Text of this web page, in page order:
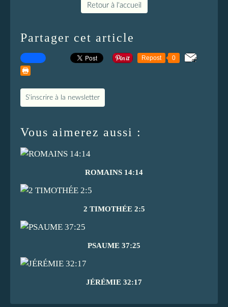
Retour à l'accueil
Partager cet article
Repost 0
S'inscrire à la newsletter
Vous aimerez aussi :
ROMAINS 14:14
2 TIMOTHÉE 2:5
PSAUME 37:25
JÉRÉMIE 32:17